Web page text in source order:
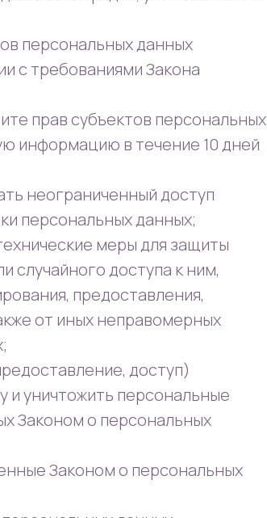
персональных данных
с требованиями Закона
прав субъектов персональных
информацию в течение 10 дней
неограниченный доступ
персональных данных;
меры для защиты
случайного доступа к ним,
предоставления,
от иных неправомерных
доступ)
и уничтожить персональные
Законом о персональных
Законом о персональных